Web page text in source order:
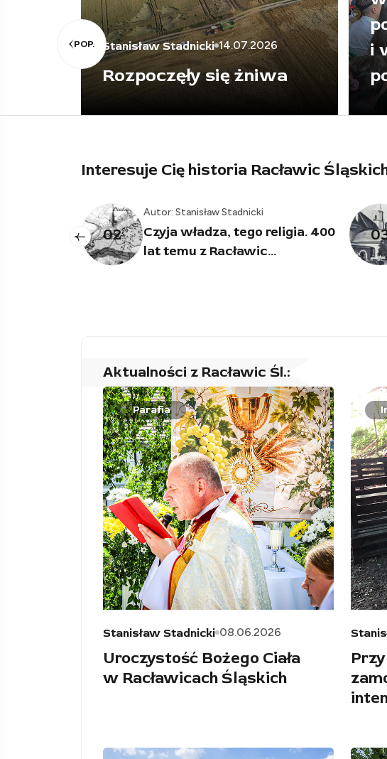
POP. Stanisław Stadnicki 14.07.2026
Rozpoczęły się żniwa
i
Interesuje Cię historia Racławic
Autor: Stanisław Stadnicki
Czyja władza, tego religia. 400
lat temu z Racławic...
03
Autor:
Jak
Aktualności z Racławic Śl.:
Parafia
Stanisław Stadnicki 08.06.2026
Uroczystość Bożego Ciała
w Racławicach Śląskich